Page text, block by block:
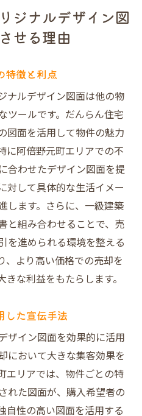
ジナルデザイン図
せる理由
特徴と利点
ナルデザイン図面は他の物
ツールです。だんらん住宅
図面を活用して物件の魅力
に阿倍野元町エリアでの不
合わせたデザイン図面を提
対して具体的な生活イメー
します。さらに、一級建築
と組み合わせることで、売
を進められる環境を整える
、より高い価格での売却を
な利益をもたらします。
した宣伝手法
ザイン図面を効果的に活用
において大きな集客効果を
エリアでは、物件ごとの特
れた図面が、購入希望者の
自性の高い図面を活用する